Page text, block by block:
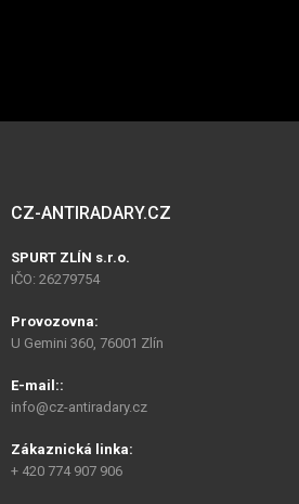
CZ-ANTIRADARY.CZ
SPURT ZLÍN s.r.o.
IČO: 26279754
Provozovna:
U Gemini 360, 76001 Zlín
E-mail::
info@cz-antiradary.cz
Zákaznická linka:
+ 420 774 907 906